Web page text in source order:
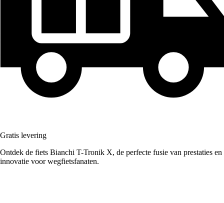
Gratis levering
Ontdek de fiets Bianchi T-Tronik X, de perfecte fusie van prestaties en
innovatie voor wegfietsfanaten.